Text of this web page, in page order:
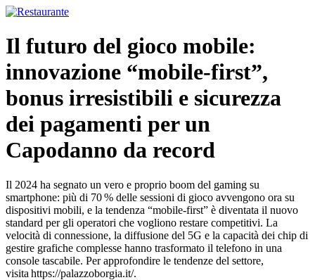
Ir
o
conteúdo
Il futuro del gioco mobile:
innovazione “mobile‑first”,
bonus irresistibili e sicurezza
dei pagamenti per un
Capodanno da record
Il 2024 ha segnato un vero e proprio boom del gaming su
smartphone: più di 70 % delle sessioni di gioco avvengono ora su
dispositivi mobili, e la tendenza “mobile‑first” è diventata il nuovo
standard per gli operatori che vogliono restare competitivi. La
velocità di connessione, la diffusione del 5G e la capacità dei chip di
gestire grafiche complesse hanno trasformato il telefono in una
console tascabile. Per approfondire le tendenze del settore,
visita https://palazzoborgia.it/.